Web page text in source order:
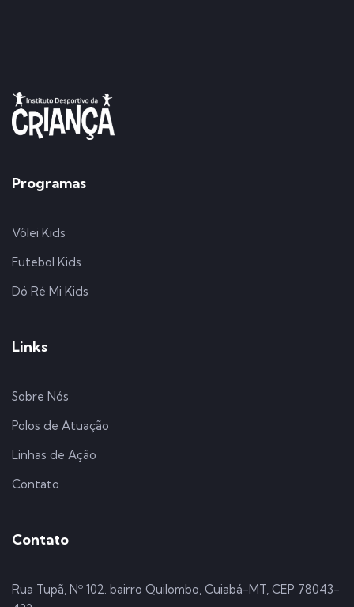
Programas
Vôlei Kids
Futebol Kids
Dó Ré Mi Kids
Links
Sobre Nós
Polos de Atuação
Linhas de Ação
Contato
Contato
Rua Tupã, Nº 102. bairro Quilombo, Cuiabá-MT, CEP 78043-